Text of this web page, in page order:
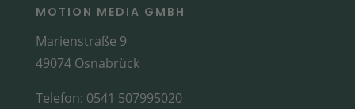
MOTION MEDIA GMBH
Marienstraße 9
49074 Osnabrück
Telefon: 0541 507995020